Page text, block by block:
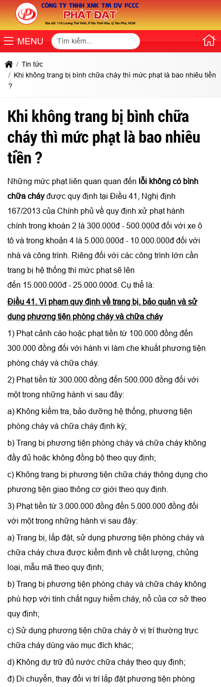
MENU
Tin tức
Khi không trang bị bình chữa cháy thì mức phạt là bao nhiêu tiền
?
Khi không trang bị bình chữa
cháy thì mức phạt là bao nhiêu
tiền ?
Những mức phạt liên quan quan đến lỗi không có bình
chữa cháyđược quy định tại Điều 41, Nghị định
167/2013 của Chính phủ về quy định xử phạt hành
chính trong khoàn 2 là 300.000đ - 500.000đ đối với xe ô
tô và trong khoản 4 là 5.000.000đ - 10.000.000đ đối với
nhà và công trình. Riêng đối với các công trình lớn cần
trang bị hệ thống thì mức phạt sẽ lên
đến 15.000.000đ - 25.000.000đ. Cụ thể là:
Điều 41. Vi phạm quy định về trang bị, bảo quản và sử
dụng phương tiện phòng cháy và chữa cháy
1) Phạt cảnh cáo hoặc phạt tiền từ 100.000 đồng đến
300.000 đồng đối với hành vi làm che khuất phương tiện
phòng cháy và chữa cháy.
2) Phạt tiền từ 300.000 đồng đến 500.000 đồng đối với
một trong những hành vi sau đây:
a) Không kiểm tra, bảo dưỡng hệ thống, phương tiện
phòng cháy và chữa cháy định kỳ;
b) Trang bị phương tiện phòng cháy và chữa cháy không
đầy đủ hoặc không đồng bộ theo quy định;
c) Không trang bị phương tiện chữa cháy thông dụng cho
phương tiện giao thông cơ giới theo quy định.
3) Phạt tiền từ 3.000.000 đồng đến 5.000.000 đồng đối
với một trong những hành vi sau đây:
a) Trang bị, lắp đặt, sử dụng phương tiện phòng cháy và
chữa cháy chưa được kiểm định về chất lượng, chủng
loại, mẫu mã theo quy định;
b) Trang bị phương tiện phòng cháy và chữa cháy không
phù hợp với tính chất nguy hiểm cháy, nổ của cơ sở theo
quy định;
c) Sử dụng phương tiện chữa cháy ở vị trí thường trực
chữa cháy dùng vào mục đích khác;
d) Không dự trữ đủ nước chữa cháy theo quy định;
đ) Di chuyển, thay đổi vị trí lắp đặt phương tiện phòng